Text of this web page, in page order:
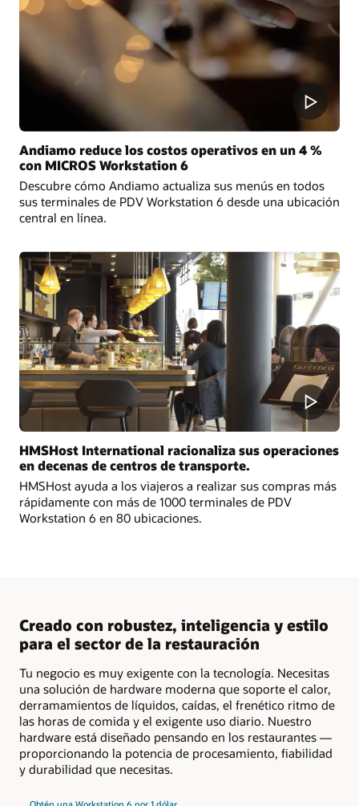
Andiamo reduce los costos operativos en un 4 %
con MICROS Workstation 6
Descubre cómo Andiamo actualiza sus menús en todos
sus terminales de PDV Workstation 6 desde una ubicación
central en línea.
HMSHost International racionaliza sus operaciones
en decenas de centros de transporte.
HMSHost ayuda a los viajeros a realizar sus compras más
rápidamente con más de 1000 terminales de PDV
Workstation 6 en 80 ubicaciones.
Creado con robustez, inteligencia y estilo
para el sector de la restauración
Tu negocio es muy exigente con la tecnología. Necesitas
una solución de hardware moderna que soporte el calor,
derramamientos de líquidos, caídas, el frenético ritmo de
las horas de comida y el exigente uso diario. Nuestro
hardware está diseñado pensando en los restaurantes —
proporcionando la potencia de procesamiento, fiabilidad
y durabilidad que necesitas.